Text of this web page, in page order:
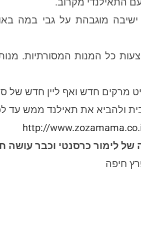
מוגבהת על גבי במה
כל המנות המסורתיות. מנות
מרקים חדש ואף ליין חדש של
ולהביא את תאילנד ממש עד
http://